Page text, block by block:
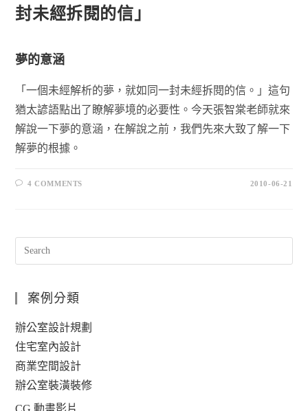
封未經拆閱的信」
夢的意涵
「一個未經解析的夢，就如同一封未經拆閱的信。」這句
猶太諺語點出了瞭解夢境的必要性。今天張智棠老師就來
解說一下夢的意涵，在解說之前，我們先來大致了解一下
解夢的根據。
4 COMMENTS 2010-06-21
案例分類
辦公室設計規劃
住宅室內設計
商業空間設計
辦公室裝潢裝修
CG 動畫影片